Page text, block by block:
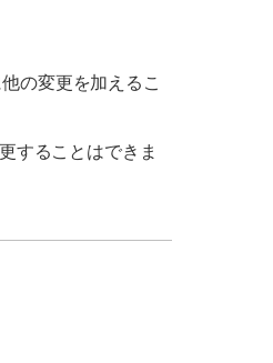
の変更を加えるこ
することはできま